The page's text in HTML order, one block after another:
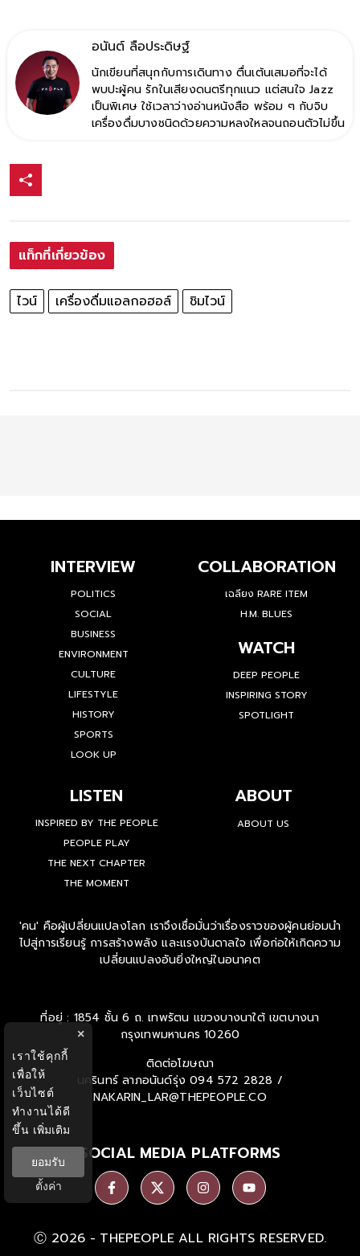
อนันต์ ลือประดิษฐ์
นักเขียนที่สนุกกับการเดินทาง ตื่นเต้นเสมอที่จะได้
พบปะผู้คน รักในเสียงดนตรีทุกแนว แต่สนใจ Jazz
เป็นพิเศษ ใช้เวลาว่างอ่านหนังสือ พร้อม ๆ กับจิบ
INTERVIEW
POLITICS
SOCIAL
BUSINESS
ENVIRONMENT
CULTURE
LIFESTYLE
HISTORY
SPORTS
COLLABORATION
เฉลียง RARE ITEM
WATCH
DEEP PEOPLE
INSPIRING STORY
LISTEN
INSPIRED BY THE PEOPLE
PEOPLE PLAY
THE NEXT CHAPTER
ABOUT
'คน' คือผู้เปลี่ยนแปลงโลก เราจึงเชื่อมั่นว่าเรื่องราวของผู้คนย่อมนำ
ไปสู่การเรียนรู้ การสร้างพลัง และแรงบันดาลใจ เพื่อก่อให้เกิดความ
ที่อยู่ : 1854 ชั้น 6 ถ. เทพรัตน แขวงบางนาใต้ เขตบางนา
กรุงเทพมหานคร 10260
ติดต่อโฆษณา
นครินทร์ ลาภอนันด์รุ่ง 094 572 2828 /
SOCIAL MEDIA PLATFORMS
×
เราใช้คุกกี้
เพื่อให้
เว็บไซต์
ทำงานได้ดี
ขึ้น เพิ่มเติม
ยอมรับ
ตั้งค่า